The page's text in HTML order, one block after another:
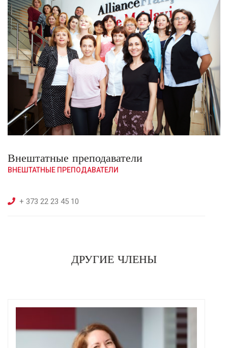
Внештатные преподаватели
ВНЕШТАТНЫЕ ПРЕПОДАВАТЕЛИ
+ 373 22 23 45 10
ДРУГИЕ ЧЛЕНЫ